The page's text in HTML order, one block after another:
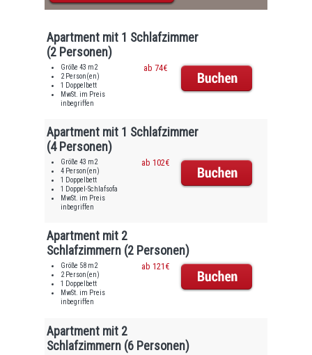
Apartment mit 1 Schlafzimmer
(2 Personen)
Größe 43 m2
2 Person(en)
1 Doppelbett
MwSt. im Preis
inbegriffen
ab 74€
Apartment mit 1 Schlafzimmer
(4 Personen)
Größe 43 m2
4 Person(en)
1 Doppelbett
1 Doppel-Schlafsofa
MwSt. im Preis
inbegriffen
ab 102€
Apartment mit 2
Schlafzimmern (2 Personen)
Größe 58 m2
2 Person(en)
1 Doppelbett
MwSt. im Preis
inbegriffen
ab 121€
Apartment mit 2
Schlafzimmern (6 Personen)